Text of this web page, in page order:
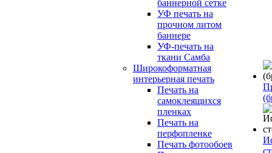
баннерной сетке
УФ печать на
прочном литом
баннере
УФ-печать на
ткани Самба
Широкоформатная
интерьерная печать
Печать на
самоклеящихся
пленках
Печать на
перфопленке
Печать фотообоев